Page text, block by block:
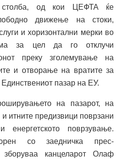
од кои ЦЕФТА ќе
движење на стоки,
и хоризонтални мерки во
за цел да го отклучи
преку зголемување на
и отворање на вратите за
Единствениот пазар на ЕУ.
на пазарот, на
итните предизвици поврзани
поврзување.
со заедничка прес-
зборуваа канцеларот Олаф